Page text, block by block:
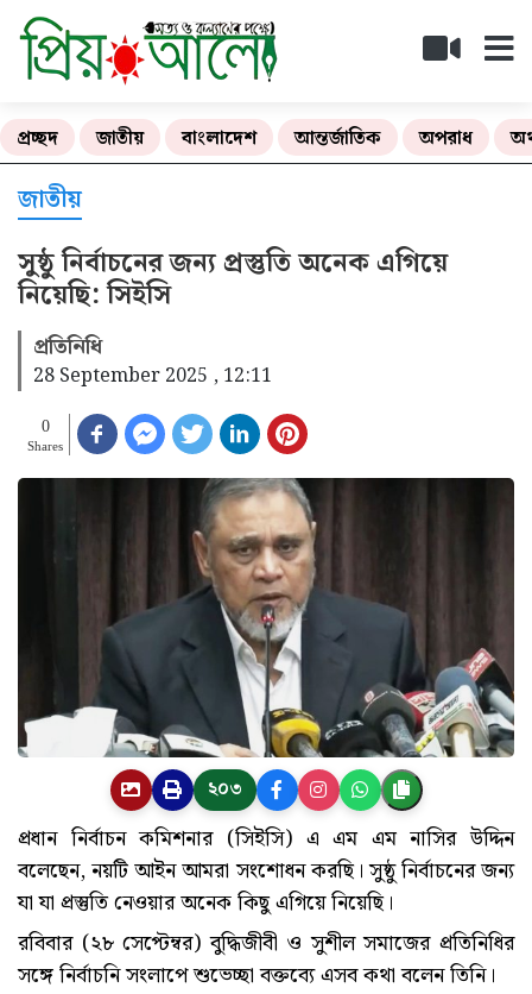
প্রচ্ছদ জাতীয় বাংলাদেশ আন্তর্জাতিক অপরাধ
জাতীয়
সুষ্ঠু নির্বাচনের জন্য প্রস্তুতি অনেক এগিয়ে
নিয়েছি: সিইসি
প্রতিনিধি
28 September 2025 , 12:11
0
Shares
২০৩
প্রধান নির্বাচন কমিশনার (সিইসি) এ এম এম নাসির উদ্দিন
বলেছেন, নয়টি আইন আমরা সংশোধন করছি। সুষ্ঠু নির্বাচনের জন্য
যা যা প্রস্তুতি নেওয়ার অনেক কিছু এগিয়ে নিয়েছি।
রবিবার (২৮ সেপ্টেম্বর) বুদ্ধিজীবী ও সুশীল সমাজের প্রতিনিধির
সঙ্গে নির্বাচনি সংলাপে শুভেচ্ছা বক্তব্যে এসব কথা বলেন তিনি।